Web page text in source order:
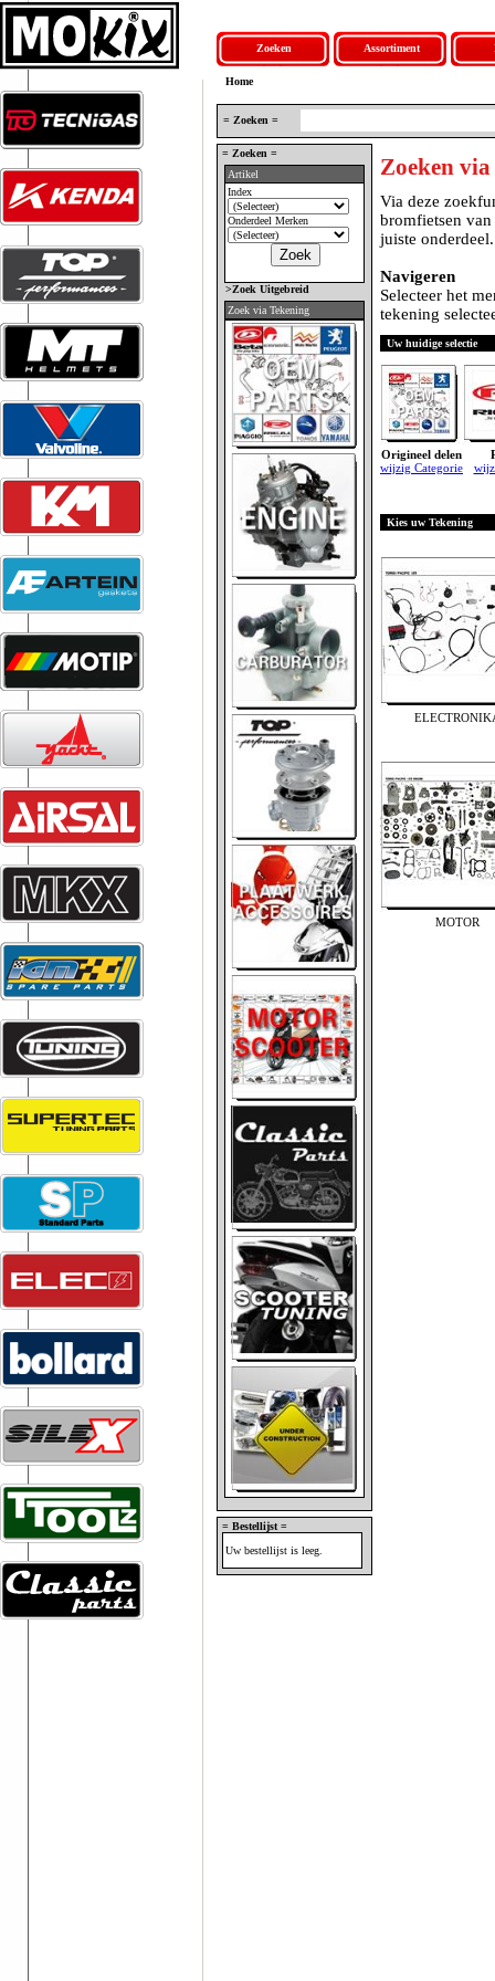
Zoeken Assortiment
Home
= Zoeken =
= Zoeken =
Artikel
Index
Onderdeel Merken
>Zoek Uitgebreid
Zoek via Tekening
= Bestellijst =
Uw bestellijst is leeg.
Zoeken via
Via deze
bromfietsen
juiste onderdeel.
Navigeren
Selecteer het
tekening
Uw huidige selectie
Origineel delen
wijzig Categorie
Kies uw Tekening
MOTOR